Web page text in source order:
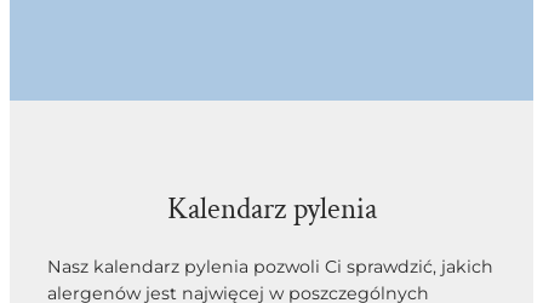
Kalendarz pylenia
Nasz kalendarz pylenia pozwoli Ci sprawdzić, jakich
alergenów jest najwięcej w poszczególnych